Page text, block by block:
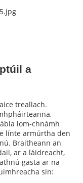
a
treallach.
lom-chnámh
línte armúrtha den
Braitheann an
ar a láidreacht,
gasta ar na
sin: